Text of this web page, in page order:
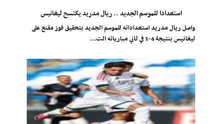
استعدادا للموسم الجديد .. ريال مدريد يكتسح ليغانيس
واصل ريال مدريد استعداداته للموسم الجديد بتحقيق فوز مقنع على
ليغانيس بنتيجة 4-1 في ثاني مبارياته الت...